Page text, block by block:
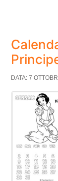
DATA: 7